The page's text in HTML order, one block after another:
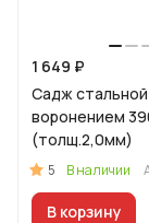
1 649 ₽
Садж стальной
воронением
(толщ.2,0мм)
5 В наличии
В корзину